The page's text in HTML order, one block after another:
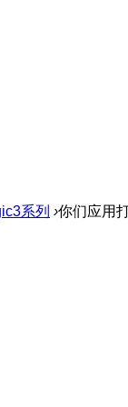
系列 ›你们应用